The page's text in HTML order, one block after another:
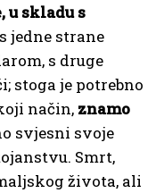
u skladu s
jedne strane
s druge
stoga je potrebno
način, znamo
svjesni svoje
Smrt,
života, ali